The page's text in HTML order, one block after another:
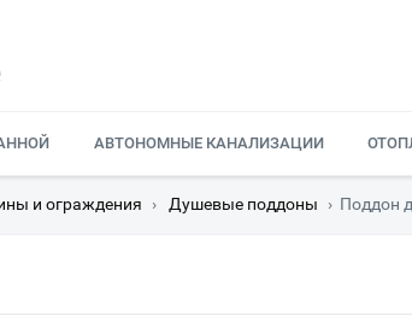
АВТОНОМНЫЕ КАНАЛИЗАЦИИ
и ограждения › Душевые поддоны › Поддон